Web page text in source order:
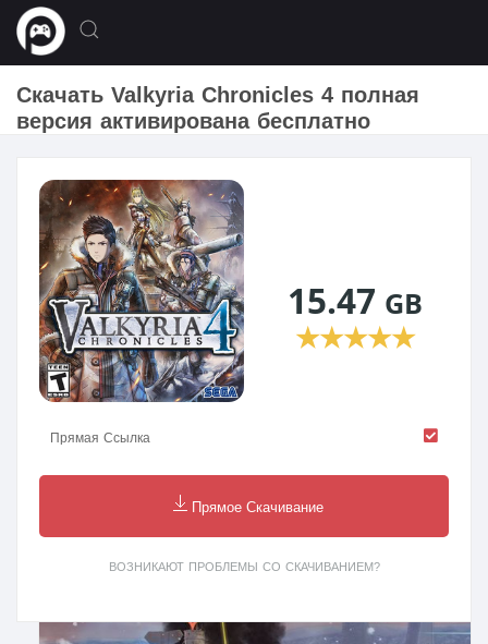
Скачать Valkyria Chronicles 4 полная
версия активирована бесплатно
15.47 GB
★★★★★
Прямая Ссылка
Прямое Скачивание
ВОЗНИКАЮТ ПРОБЛЕМЫ СО СКАЧИВАНИЕМ?